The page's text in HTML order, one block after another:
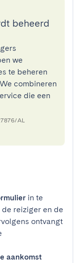
beheerd
we
te beheren
combineren
die een
AL
in te
reiziger en de
ontvangt
aankomst